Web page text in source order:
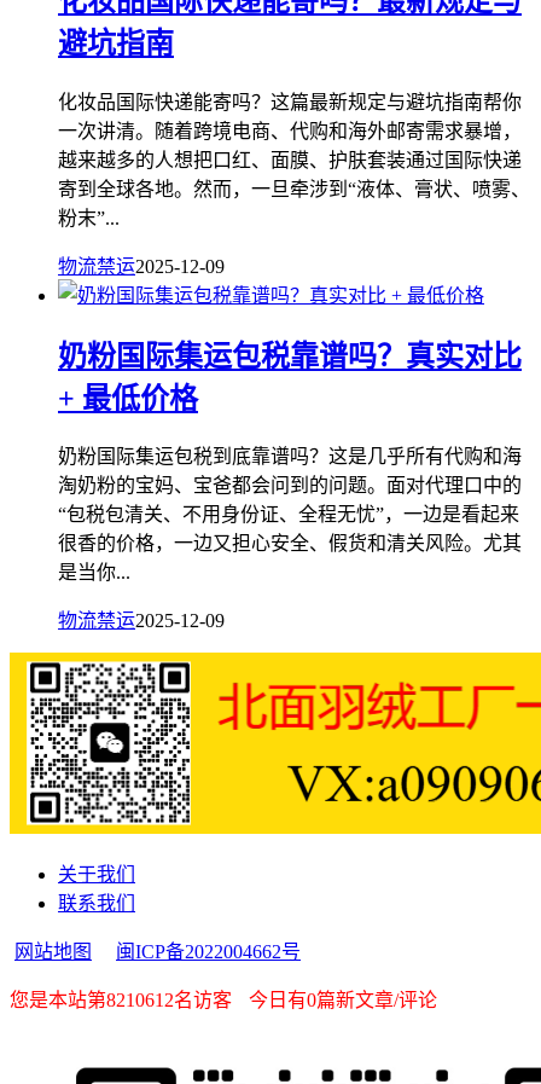
避坑指南
化妆品国际快递能寄吗？这篇最新规定与避坑指南帮你
一次讲清。随着跨境电商、代购和海外邮寄需求暴增，
越来越多的人想把口红、面膜、护肤套装通过国际快递
寄到全球各地。然而，一旦牵涉到“液体、膏状、喷雾、
粉末”...
物流禁运2025-12-09
奶粉国际集运包税靠谱吗？真实对比
+ 最低价格
奶粉国际集运包税到底靠谱吗？这是几乎所有代购和海
淘奶粉的宝妈、宝爸都会问到的问题。面对代理口中的
“包税包清关、不用身份证、全程无忧”，一边是看起来
很香的价格，一边又担心安全、假货和清关风险。尤其
是当你...
物流禁运2025-12-09
关于我们
联系我们
网站地图 闽ICP备2022004662号
您是本站第8210612名访客 今日有0篇新文章/评论